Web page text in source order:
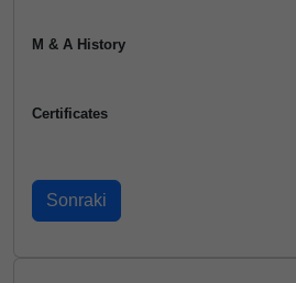
M & A History
Certificates